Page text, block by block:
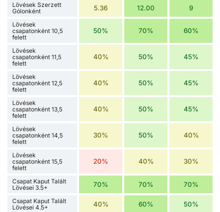
Lövések Szerzett
Gólonként
5.36 12.00 9
Lövések
csapatonként 10,5
felett
50% 70% 60%
Lövések
csapatonként 11,5
felett
40% 50% 45%
Lövések
csapatonként 12,5
felett
40% 50% 45%
Lövések
csapatonként 13,5
felett
40% 50% 45%
Lövések
csapatonként 14,5
felett
30% 50% 40%
Lövések
csapatonként 15,5
felett
20% 40% 30%
Csapat Kaput Talált
Lövései 3.5+
70% 70% 70%
Csapat Kaput Talált
Lövései 4.5+
40% 60% 50%